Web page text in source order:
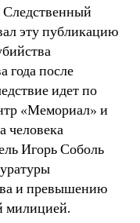
Следственный
эту публикацию
года после
идет по
«Мемориал» и
человека
Игорь Соболь
и превышению
милицией.